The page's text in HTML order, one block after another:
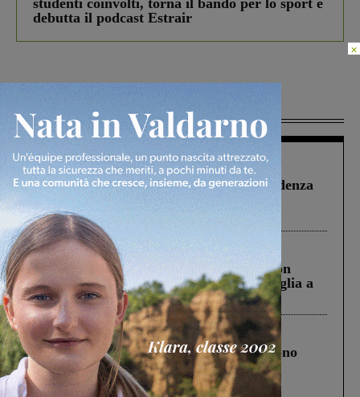
studenti coinvolti, torna il bando per lo sport e
debutta il podcast Estrair
Più lette
Figline Incisa Valdarno 1 Agosto 2026
Piscina di Figline finanziata oltre la scadenza
Pnrr, il gruppo di Fratelli d’Italia: “Un
ringraziamento al Governo”
Cronaca 3 Agosto 2026
Scomparso da una struttura di Castiglion
Fiorentino l’uomo che aveva ucciso la figlia a
Levane nel 2020
Cronaca 4 Agosto 2026
Un anno fa la strage in A1 in cui morirono
Gianni, Giulia e Franco. Lo schianto, il
processo, lo stop ai sorpassi fra tir....
×